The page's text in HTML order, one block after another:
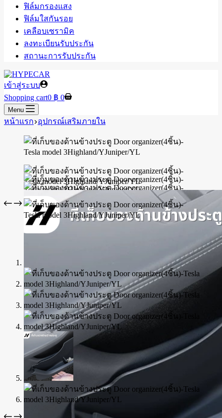
ฟิล์มกรองแสง
ฟิล์มใสกันรอย
เคลือบเซรามิค
ลงทะเบียนรับประกัน
สถานะการรับประกัน
เข้าสู่ระบบ
Shopping cart0 ฿ 0
Menu
หน้าแรก อุปกรณ์เสริมภายใน